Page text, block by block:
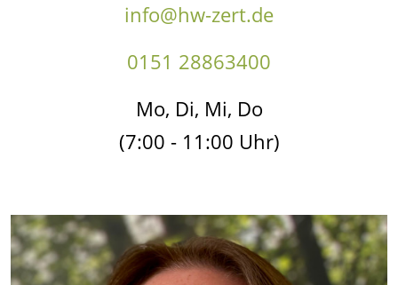
info@hw-zert.de
0151 28863400
Mo, Di, Mi, Do
(7:00 - 11:00 Uhr)